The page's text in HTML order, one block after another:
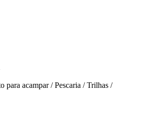
para acampar / Pescaria / Trilhas /